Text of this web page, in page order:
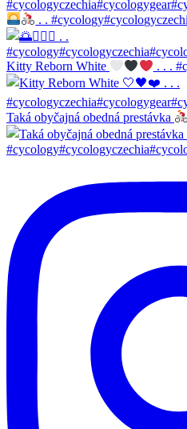
. .
Kitty Reborn White . . .
Taká obyčajná obedná prestávka